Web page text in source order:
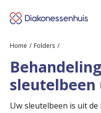
Ziektes &
Home Folders
Uw sleutelbeen is uit